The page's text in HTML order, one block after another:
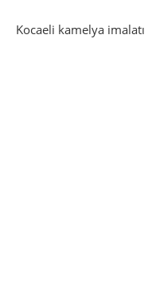
Kocaeli kamelya imalatı